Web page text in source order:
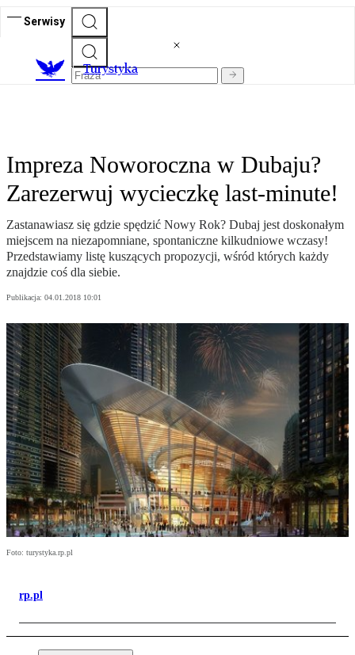
Serwisy
Turystyka
Impreza Noworoczna w Dubaju?
Zarezerwuj wycieczkę last-minute!
Zastanawiasz się gdzie spędzić Nowy Rok? Dubaj jest doskonałym
miejscem na niezapomniane, spontaniczne kilkudniowe wczasy!
Przedstawiamy listę kuszących propozycji, wśród których każdy
znajdzie coś dla siebie.
Publikacja: 04.01.2018 10:01
Foto: turystyka.rp.pl
rp.pl